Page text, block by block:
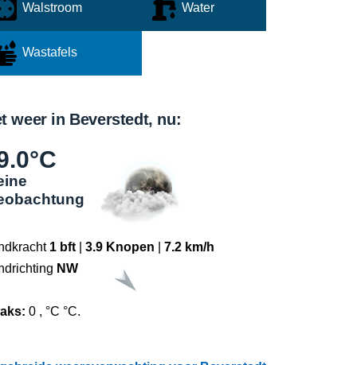
Walstroom Water
Wastafels
weer in Beverstedt, nu:
1 bft 3.9 Knopen
7.2 km/h
NW
0 , °C °C.